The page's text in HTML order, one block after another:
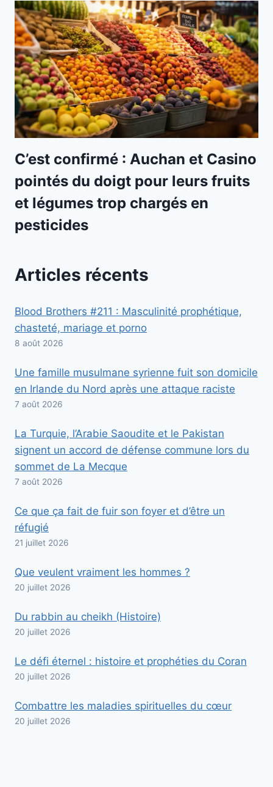
C’est confirmé : Auchan et Casino
pointés du doigt pour leurs fruits
et légumes trop chargés en
pesticides
Articles récents
Blood Brothers #211 : Masculinité prophétique,
chasteté, mariage et porno
8 août 2026
Une famille musulmane syrienne fuit son domicile
en Irlande du Nord après une attaque raciste
7 août 2026
La Turquie, l’Arabie Saoudite et le Pakistan
signent un accord de défense commune lors du
sommet de La Mecque
7 août 2026
Ce que ça fait de fuir son foyer et d’être un
réfugié
21 juillet 2026
Que veulent vraiment les hommes ?
20 juillet 2026
Du rabbin au cheikh (Histoire)
20 juillet 2026
Le défi éternel : histoire et prophéties du Coran
20 juillet 2026
Combattre les maladies spirituelles du cœur
20 juillet 2026